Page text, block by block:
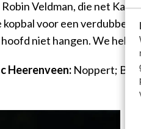
Veldman, die net Kai
kopbal voor een
niet hangen. We
Heerenveen: Noppert;